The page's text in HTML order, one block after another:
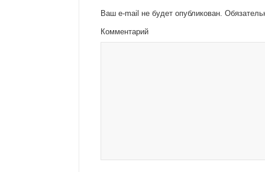
Ваш e-mail не будет опубликован.
Комментарий